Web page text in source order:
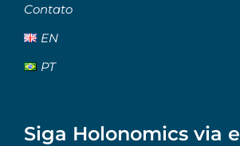
Contato
EN
PT
Siga Holonomics via